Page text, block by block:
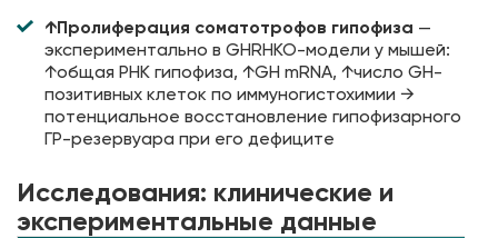
↑Пролиферация соматотрофов гипофиза —
экспериментально в GHRHKO-модели у мышей:
↑общая РНК гипофиза, ↑GH mRNA, ↑число GH-
позитивных клеток по иммуногистохимии →
потенциальное восстановление гипофизарного
ГР-резервуара при его дефиците
Исследования: клинические и
экспериментальные данные